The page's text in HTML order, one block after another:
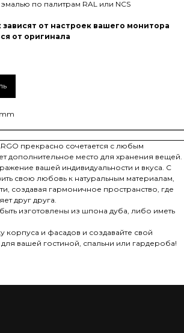
по палитрам RAL или NCS
от настроек вашего монитора
от оригинала
прекрасно сочетается с любым
дополнительное место для хранения вещей.
вашей индивидуальности и вкуса. С
свою любовь к натуральным материалам,
создавая гармоничное пространство, где
друг друга.
изготовлены из шпона дуба, либо иметь
корпуса и фасадов и создавайте свой
вашей гостиной, спальни или гардероба!
уходу